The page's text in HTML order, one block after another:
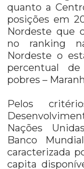
quanto a
posições em
Nordeste que
no ranking
Nordeste o
percentual
pobres –
Pelos
Nações
Banco
caracterizada
capita